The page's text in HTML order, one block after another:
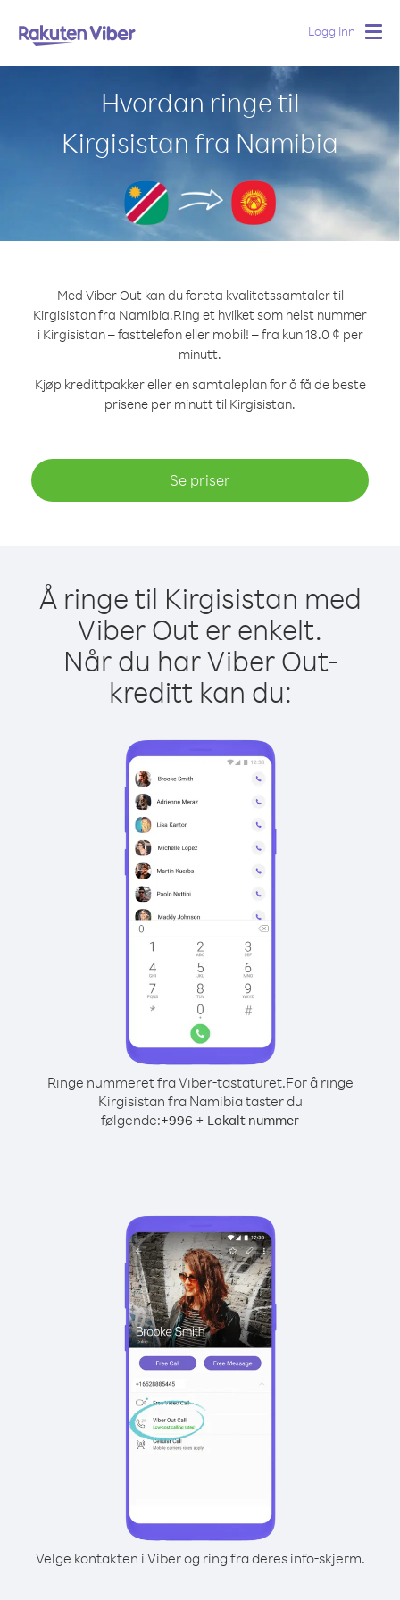
Logg Inn
Hvordan ringe til
Kirgisistan fra Namibia
Med Viber Out kan du foreta kvalitetssamtaler til
Kirgisistan fra Namibia.Ring et hvilket som helst nummer
i Kirgisistan – fasttelefon eller mobil! – fra kun 18.0 ¢ per
minutt.
Kjøp kredittpakker eller en samtaleplan for å få de beste
prisene per minutt til Kirgisistan.
Se priser
Å ringe til Kirgisistan med
Viber Out er enkelt.
Når du har Viber Out-
kreditt kan du:
Ringe nummeret fra Viber-tastaturet.For å ringe
Kirgisistan fra Namibia taster du
følgende:+996 + Lokalt nummer
Velge kontakten i Viber og ring fra deres info-skjerm.